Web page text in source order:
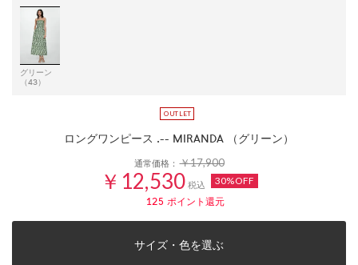
グリーン
（43）
ロングワンピース .-- MIRANDA （グリーン）
通常価格：￥17,900
￥12,530 税込 30%OFF
125 ポイント還元
サイズ・色を選ぶ